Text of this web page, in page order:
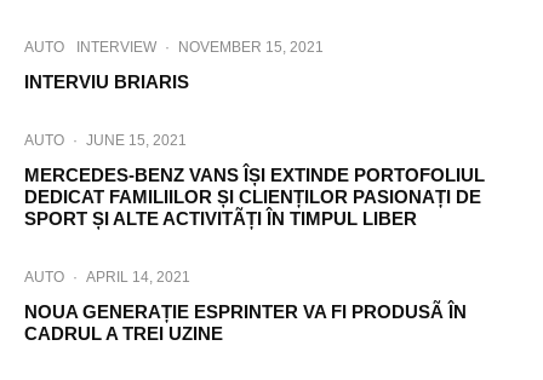
AUTO INTERVIEW · NOVEMBER 15, 2021
INTERVIU BRIARIS
AUTO · JUNE 15, 2021
MERCEDES-BENZ VANS ÎȘI EXTINDE PORTOFOLIUL
DEDICAT FAMILIILOR ȘI CLIENȚILOR PASIONAȚI DE
SPORT ȘI ALTE ACTIVITÃȚI ÎN TIMPUL LIBER
AUTO · APRIL 14, 2021
NOUA GENERAȚIE ESPRINTER VA FI PRODUSÃ ÎN
CADRUL A TREI UZINE